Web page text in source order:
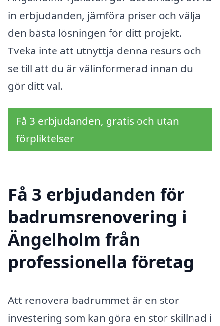
in erbjudanden, jämföra priser och välja
den bästa lösningen för ditt projekt.
Tveka inte att utnyttja denna resurs och
se till att du är välinformerad innan du
gör ditt val.
Få 3 erbjudanden, gratis och utan
förpliktelser
Få 3 erbjudanden för
badrumsrenovering i
Ängelholm från
professionella företag
Att renovera badrummet är en stor
investering som kan göra en stor skillnad i